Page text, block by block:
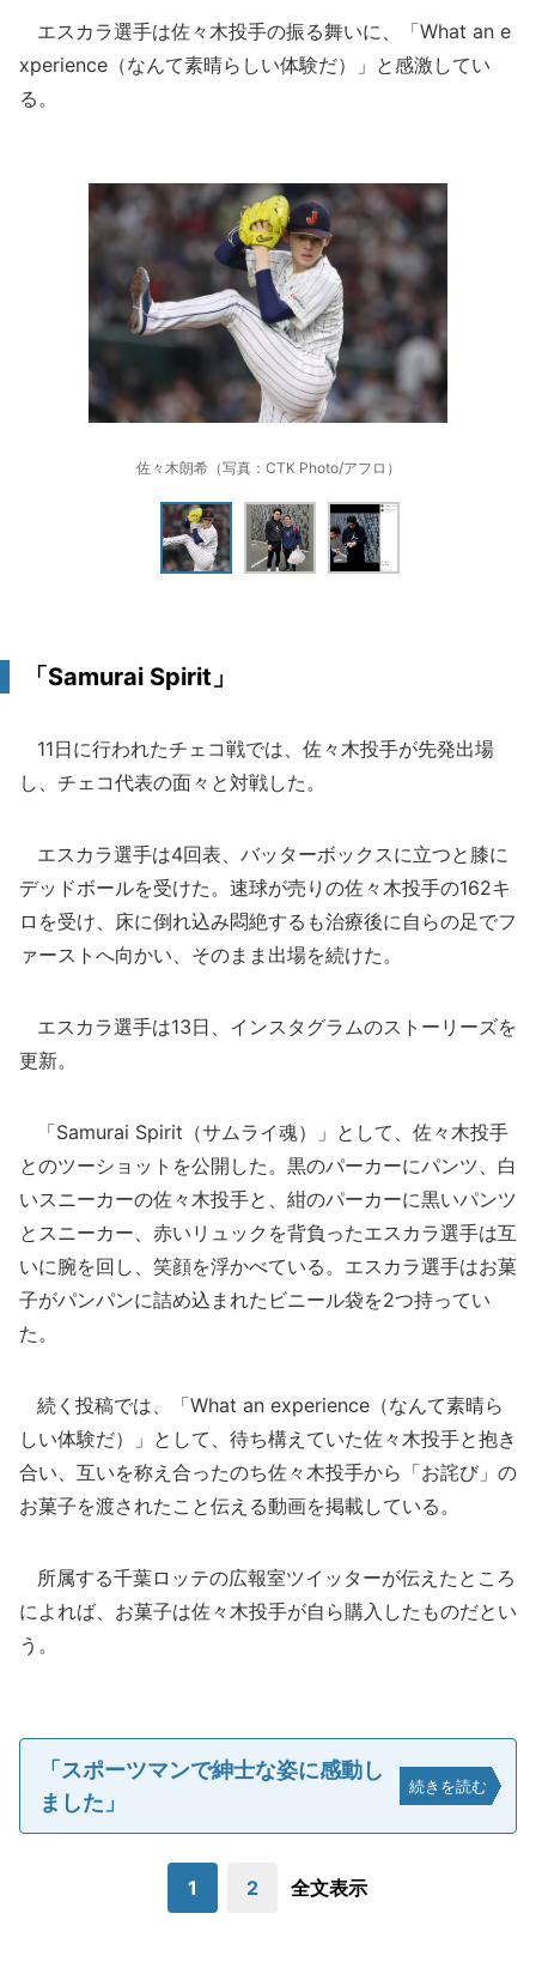
エスカラ選手は佐々木投手の振る舞いに、「What an e
xperience（なんて素晴らしい体験だ）」と感激してい
る。
佐々木朗希（写真：CTK Photo/アフロ）
「Samurai Spirit」
11日に行われたチェコ戦では、佐々木投手が先発出場
し、チェコ代表の面々と対戦した。
エスカラ選手は4回表、バッターボックスに立つと膝に
デッドボールを受けた。速球が売りの佐々木投手の162キ
ロを受け、床に倒れ込み悶絶するも治療後に自らの足でフ
ァーストへ向かい、そのまま出場を続けた。
エスカラ選手は13日、インスタグラムのストーリーズを
更新。
「Samurai Spirit（サムライ魂）」として、佐々木投手
とのツーショットを公開した。黒のパーカーにパンツ、白
いスニーカーの佐々木投手と、紺のパーカーに黒いパンツ
とスニーカー、赤いリュックを背負ったエスカラ選手は互
いに腕を回し、笑顔を浮かべている。エスカラ選手はお菓
子がパンパンに詰め込まれたビニール袋を2つ持ってい
た。
続く投稿では、「What an experience（なんて素晴ら
しい体験だ）」として、待ち構えていた佐々木投手と抱き
合い、互いを称え合ったのち佐々木投手から「お詫び」の
お菓子を渡されたこと伝える動画を掲載している。
所属する千葉ロッテの広報室ツイッターが伝えたところ
によれば、お菓子は佐々木投手が自ら購入したものだとい
う。
「スポーツマンで紳士な姿に感動し
ました」
続きを読む
1 2 全文表示